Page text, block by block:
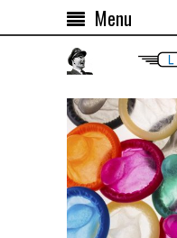
Menu